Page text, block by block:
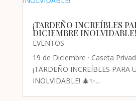
¡TARDEÑO INCREÍBLES
DICIEMBRE INOLVIDABLE!
EVENTOS
19 de Diciembre · Caseta
¡TARDEÑO INCREÍBLES PARA
INOLVIDABLE! 🎄✨...